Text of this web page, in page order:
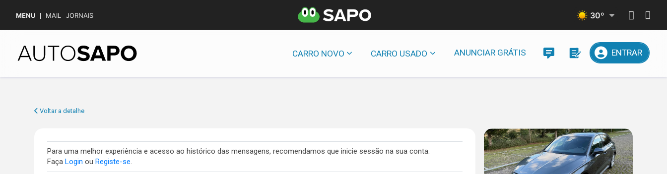
MENU MAIL JORNAIS 30º
CARRO NOVO CARRO USADO ANUNCIAR GRÁTIS ENTRAR
Voltar a detalhe
Para uma melhor experiência e acesso ao histórico das mensagens, recomendamos que inicie sessão na sua conta.
Faça Login ou Registe-se.